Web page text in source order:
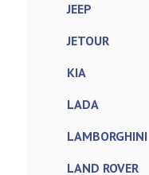
JEEP
JETOUR
KIA
LADA
LAMBORGHINI
LAND ROVER